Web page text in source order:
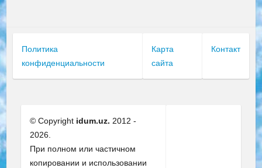
Политика
конфиденциальности
Карта
сайта
Контакт
© Copyright idum.uz. 2012 -
2026.
При полном или частичном
копировании и использовании